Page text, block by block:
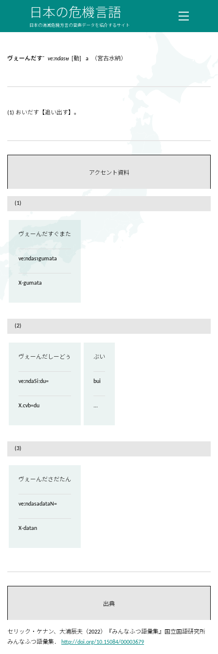
日本の危機言語
日本の消滅危機方言の音声データを紹介するサイト
ヴぇーんだす¯ veːndasʉ[動] a （宮古水納）
(1) おいだす【追い出す】。
アクセント資料
(1)
ヴぇーんだすぐまた
veːndasɿgumata
X-gumata
(2)
ヴぇーんだしーどぅ
veːndaSi:du=
X.cvb=du
ぶい
bui
...
(3)
ヴぇーんださだたん
veːndasadataN=
X-datan
出典
セリック・ケナン、大浦辰夫（2022）『みんなふつ語彙集』国立国語研究所
みんなふつ語彙集．
http://doi.org/10.15084/00003679